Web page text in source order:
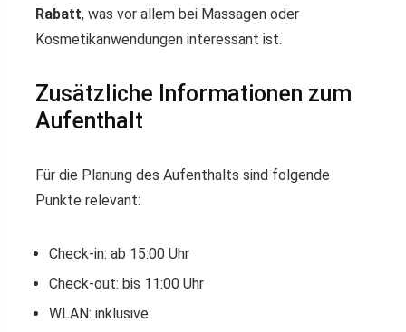
Rabatt, was vor allem bei Massagen oder
Kosmetikanwendungen interessant ist.
Zusätzliche Informationen zum
Aufenthalt
Für die Planung des Aufenthalts sind folgende
Punkte relevant:
Check-in: ab 15:00 Uhr
Check-out: bis 11:00 Uhr
WLAN: inklusive